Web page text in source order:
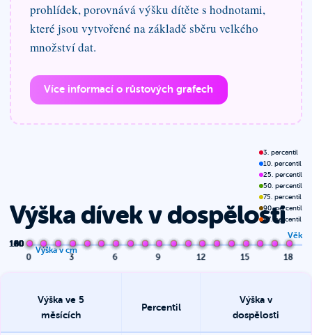
prohlídek, porovnává výšku dítěte s hodnotami,
které jsou vytvořené na základě sběru velkého
množství dat.
Více informací o růstových grafech
Výška dívek v dospělosti
0 3 6 9 12 15 18
Věk
Výška v cm
60
80
100
120
140
160
180
3. percentil
10. percentil
25. percentil
50. percentil
75. percentil
90. percentil
97. percentil
Výška ve 5
měsících
Percentil
Výška v
dospělosti